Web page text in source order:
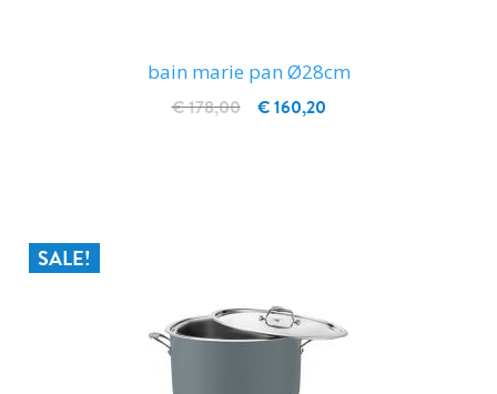
bain marie pan Ø28cm
€ 160,20
€ 178,00
SALE!